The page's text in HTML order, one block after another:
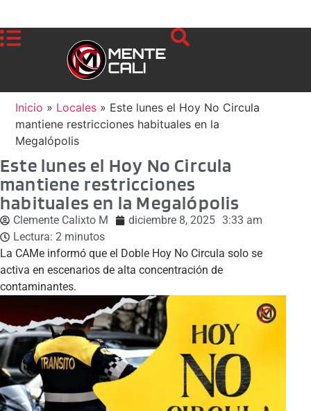
Inicio » Locales » Este lunes el Hoy No Circula
mantiene restricciones habituales en la
Megalópolis
Este lunes el Hoy No Circula
mantiene restricciones
habituales en la Megalópolis
Clemente Calixto M diciembre 8, 2025 3:33 am
Lectura: 2 minutos
La CAMe informó que el Doble Hoy No Circula solo se
activa en escenarios de alta concentración de
contaminantes.